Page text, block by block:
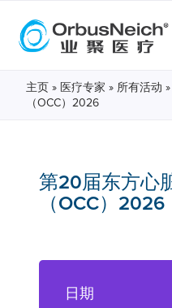
主页 » 医疗专家 » 所有活动 »
（OCC）2026
第20届东方心
（OCC）2026
日期